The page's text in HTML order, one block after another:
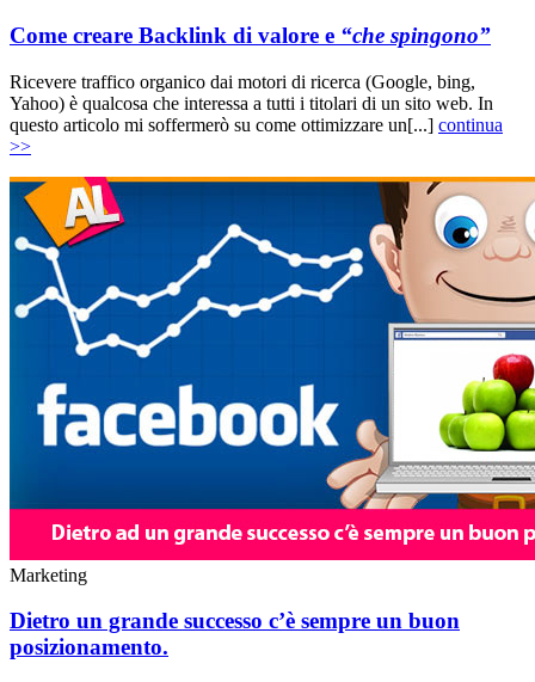
Come creare Backlink di valore e “che spingono”
Ricevere traffico organico dai motori di ricerca (Google, bing,
Yahoo) è qualcosa che interessa a tutti i titolari di un sito web. In
questo articolo mi soffermerò su come ottimizzare un[...] continua
>>
Marketing
Dietro un grande successo c’è sempre un buon
posizionamento.